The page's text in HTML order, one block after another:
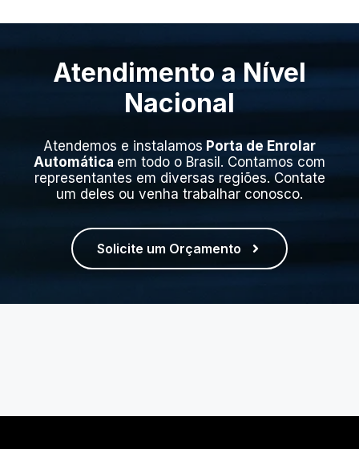
Atendimento a Nível
Nacional
Atendemos e instalamos Porta de Enrolar
Automática em todo o Brasil. Contamos com
representantes em diversas regiões. Contate
um deles ou venha trabalhar conosco.
Solicite um Orçamento